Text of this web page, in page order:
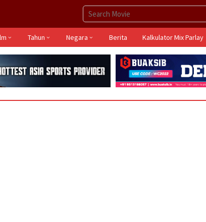
Tahun Negara Berita Kalkulator Mix Parlay